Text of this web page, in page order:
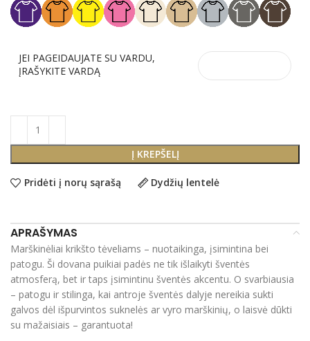
JEI PAGEIDAUJATE SU VARDU,
ĮRAŠYKITE VARDĄ
Į KREPŠELĮ
Pridėti į norų sąrašą Dydžių lentelė
APRAŠYMAS
Marškinėliai krikšto tėveliams – nuotaikinga, įsimintina bei
patogu. Ši dovana puikiai padės ne tik išlaikyti šventės
atmosferą, bet ir taps įsimintinu šventės akcentu. O svarbiausia
– patogu ir stilinga, kai antroje šventės dalyje nereikia sukti
galvos dėl išpurvintos suknelės ar vyro marškinių, o laisvė dūkti
su mažaisiais – garantuota!